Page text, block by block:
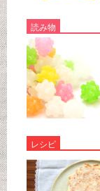
読み物
レシピ